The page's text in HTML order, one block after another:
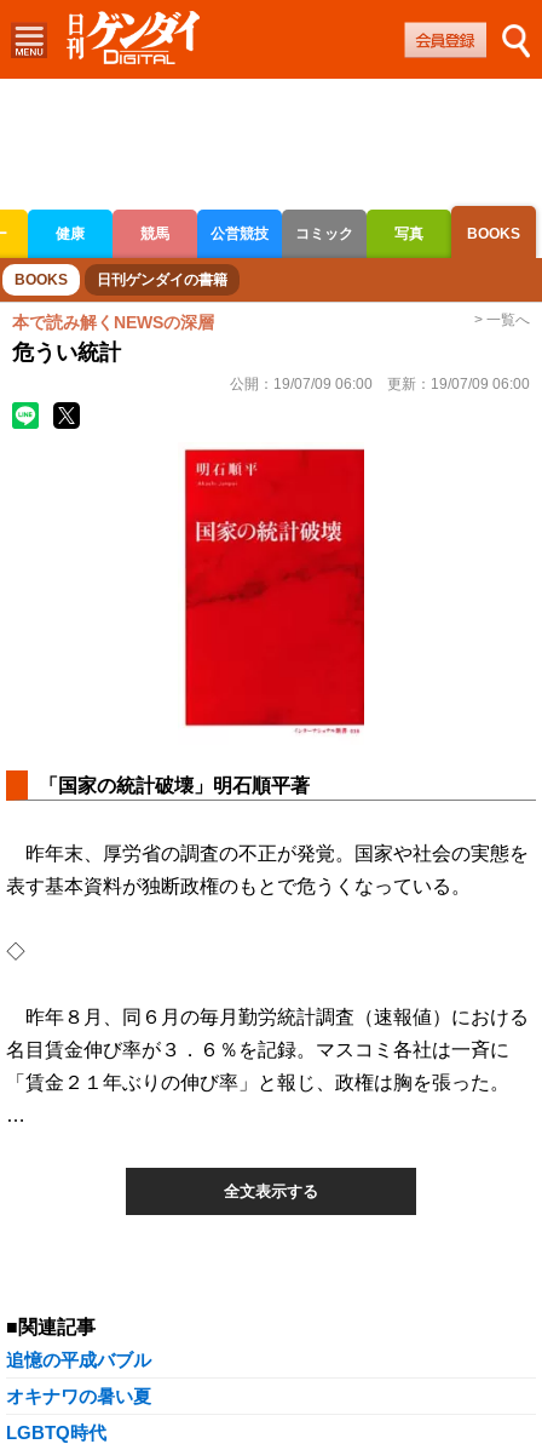
健康 競馬 公営競技 コミック 写真 BOOKS
ボートレース 競輪 オートレース
BOOKS 日刊ゲンダイの書籍
本で読み解くNEWSの深層 > 一覧へ
危うい統計
公開： 19/07/09 06:00 更新： 19/07/09 06:00
「国家の統計破壊」明石順平著
昨年末、厚労省の調査の不正が発覚。国家や社会の実態を
表す基本資料が独断政権のもとで危うくなっている。
◇
昨年８月、同６月の毎月勤労統計調査（速報値）における
名目賃金伸び率が３．６％を記録。マスコミ各社は一斉に
「賃金２１年ぶりの伸び率」と報じ、政権は胸を張った。
…
全文表示する
■関連記事
追憶の平成バブル
オキナワの暑い夏
LGBTQ時代